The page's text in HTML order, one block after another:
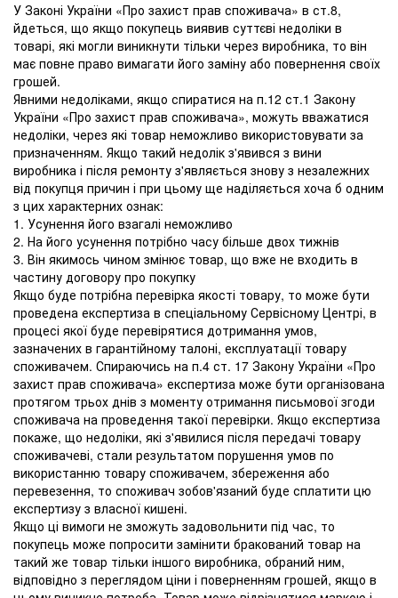
У Законі України «Про захист прав споживача» в ст.8,
йдеться, що якщо покупець виявив суттєві недоліки в
товарі, які могли виникнути тільки через виробника, то він
має повне право вимагати його заміну або повернення своїх
грошей.
Явними недоліками, якщо спиратися на п.12 ст.1 Закону
України «Про захист прав споживача», можуть вважатися
недоліки, через які товар неможливо використовувати за
призначенням. Якщо такий недолік з'явився з вини
виробника і після ремонту з'являється знову з незалежних
від покупця причин і при цьому ще наділяється хоча б одним
з цих характерних ознак:
1. Усунення його взагалі неможливо
2. На його усунення потрібно часу більше двох тижнів
3. Він якимось чином змінює товар, що вже не входить в
частину договору про покупку
Якщо буде потрібна перевірка якості товару, то може бути
проведена експертиза в спеціальному Сервісному Центрі, в
процесі якої буде перевірятися дотримання умов,
зазначених в гарантійному талоні, експлуатації товару
споживачем. Спираючись на п.4 ст. 17 Закону України «Про
захист прав споживача» експертиза може бути організована
протягом трьох днів з моменту отримання письмової згоди
споживача на проведення такої перевірки. Якщо експертиза
покаже, що недоліки, які з'явилися після передачі товару
споживачеві, стали результатом порушення умов по
використанню товару споживачем, збереження або
перевезення, то споживач зобов'язаний буде сплатити цю
експертизу з власної кишені.
Якщо ці вимоги не зможуть задовольнити під час, то
покупець може попросити замінити бракований товар на
такий же товар тільки іншого виробника, обраний ним,
відповідно з переглядом ціни і поверненням грошей, якщо в